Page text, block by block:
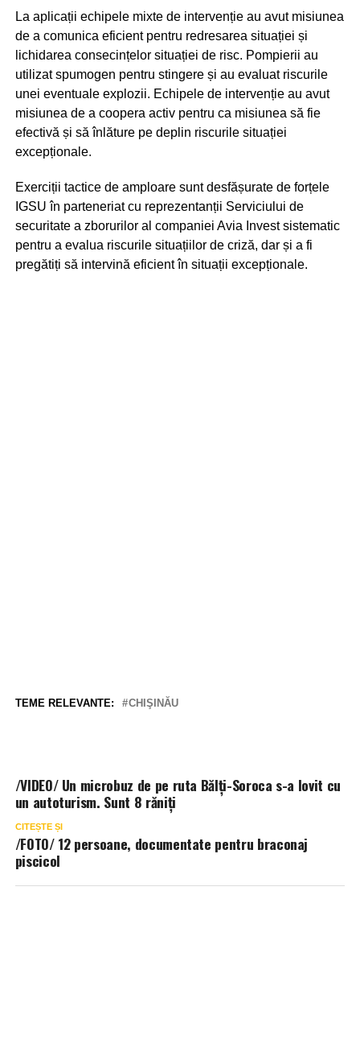
La aplicații echipele mixte de intervenție au avut misiunea
de a comunica eficient pentru redresarea situației și
lichidarea consecințelor situației de risc. Pompierii au
utilizat spumogen pentru stingere și au evaluat riscurile
unei eventuale explozii. Echipele de intervenție au avut
misiunea de a coopera activ pentru ca misiunea să fie
efectivă și să înlăture pe deplin riscurile situației
excepționale.
Exerciții tactice de amploare sunt desfășurate de forțele
IGSU în parteneriat cu reprezentanții Serviciului de
securitate a zborurilor al companiei Avia Invest sistematic
pentru a evalua riscurile situațiilor de criză, dar și a fi
pregătiți să intervină eficient în situații excepționale.
TEME RELEVANTE: CHIŞINĂU
/VIDEO/ Un microbuz de pe ruta Bălți-Soroca s-a lovit cu
un autoturism. Sunt 8 răniți
CITEȘTE ȘI
/FOTO/ 12 persoane, documentate pentru braconaj
piscicol